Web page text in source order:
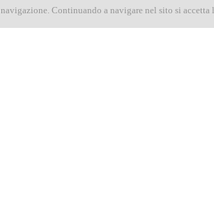
Continuando a navigare nel sito si